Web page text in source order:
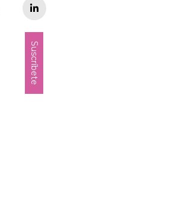
Suscríbete